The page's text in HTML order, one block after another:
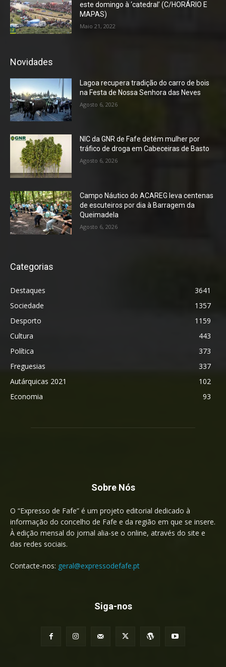
este domingo à ‘catedral’ (C/HORÁRIO E
MAPAS)
Maio 21, 2022
Novidades
Lagoa recupera tradição do carro de bois
na Festa de Nossa Senhora das Neves
Agosto 6, 2026
NIC da GNR de Fafe detém mulher por
tráfico de droga em Cabeceiras de Basto
Agosto 6, 2026
Campo Náutico do ACAREG leva centenas
de escuteiros por dia à Barragem da
Queimadela
Agosto 6, 2026
Categorias
Destaques
3641
Sociedade
1357
Desporto
1159
Cultura
443
Política
373
Freguesias
337
Autárquicas 2021
102
Economia
93
Sobre Nós
O “Expresso de Fafe” é um projeto editorial dedicado à
informação do concelho de Fafe e da região em que se insere.
À edição mensal do jornal alia-se o online, através do site e
das redes sociais.
Contacte-nos: geral@expressodefafe.pt
Siga-nos